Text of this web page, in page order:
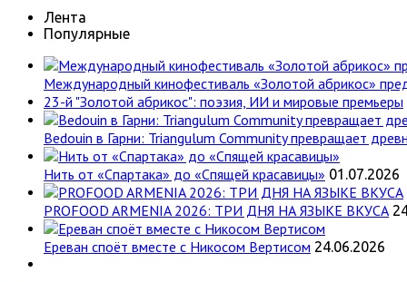
Лента
Популярные
Международный кинофестиваль «Золотой абрикос»
23-й "Золотой абрикос": поэзия, ИИ и мировые премьеры
Bedouin в Гарни: Triangulum Community превращает
Нить от «Спартака» до «Спящей красавицы» 01.07.2026
PROFOOD ARMENIA 2026: ТРИ ДНЯ НА ЯЗЫКЕ ВКУСА
Ереван споёт вместе с Никосом Вертисом 24.06.2026